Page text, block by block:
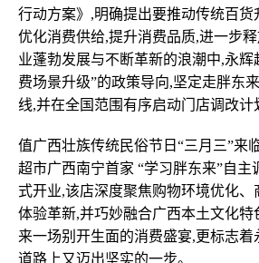
行动方案》,明确提出要推动传统百货
优化消费供给,提升消费品质,进一步
业蓬勃发展与不断革新的浪潮中,永辉
费场景升级”的政策导向,坚定走胖东
线,并在全国范围有序启动门店调改计
值广西壮族传统民俗节日“三月三”来
超市广西南宁首家 “学习胖东来”自主
式开业,该店深度聚焦购物环境优化
体验革新,并巧妙融合广西本土文化特
来一场别开生面的消费盛宴,更标志着
道路上又迈出坚实的一步。